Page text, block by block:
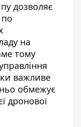
дозволяє
на
тому
важливе
обмежує
дронової